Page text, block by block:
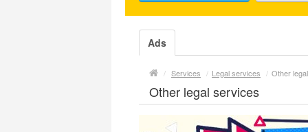
Ads
/ Services / Legal services / Other
Other legal services